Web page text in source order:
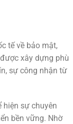
tế về bảo mật,
xây dựng phù
sự công nhận từ
hiện sự chuyên
bền vững. Nhờ